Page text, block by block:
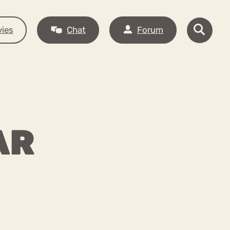
Chat Forum